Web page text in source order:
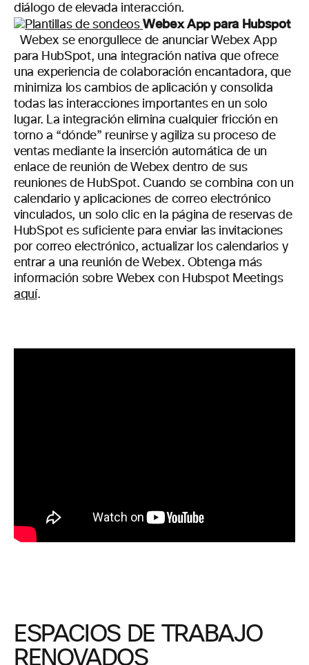
diálogo de elevada interacción.
Webex App para Hubspot
Webex se enorgullece de anunciar Webex App
para HubSpot, una integración nativa que ofrece
una experiencia de colaboración encantadora, que
minimiza los cambios de aplicación y consolida
todas las interacciones importantes en un solo
lugar. La integración elimina cualquier fricción en
torno a “dónde” reunirse y agiliza su proceso de
ventas mediante la inserción automática de un
enlace de reunión de Webex dentro de sus
reuniones de HubSpot.Cuando se combina con un
calendario y aplicaciones de correo electrónico
vinculados, un solo clicen la página de reservasde
HubSpotes suficientepara enviar las invitaciones
por correo electrónico, actualizar los calendarios y
entrar a una reunión de Webex. Obtenga más
información sobre Webex con Hubspot Meetings
aquí.
ESPACIOS DE TRABAJO
RENOVADOS